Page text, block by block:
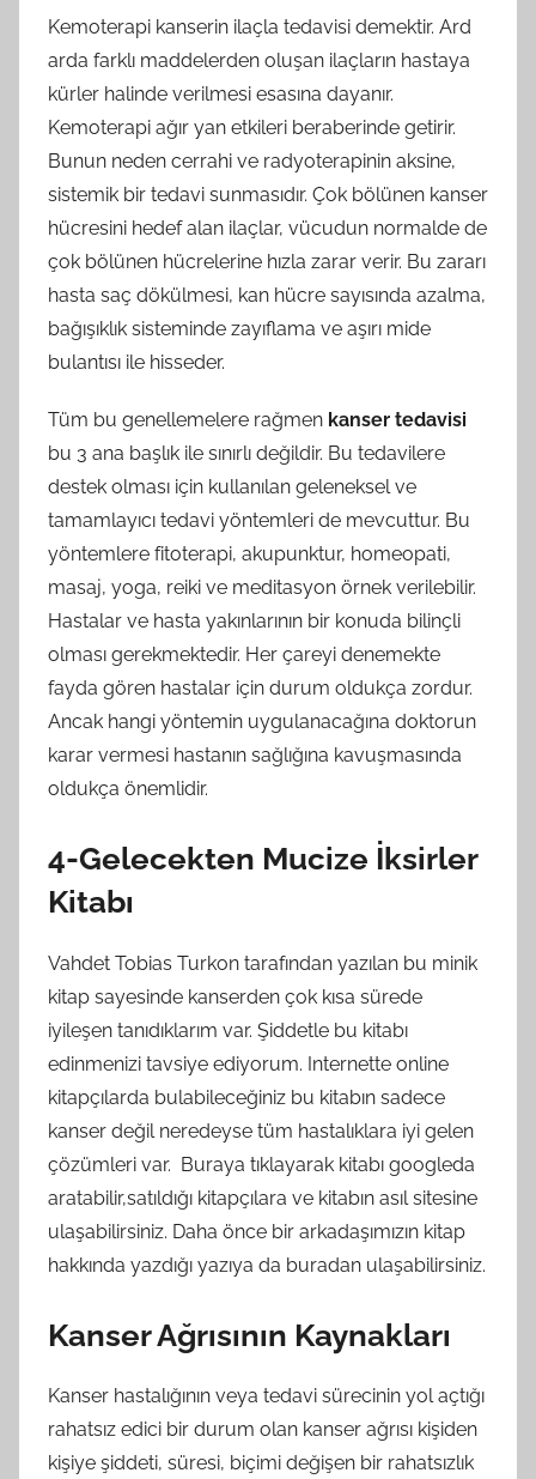
Kemoterapi kanserin ilaçla tedavisi demektir. Ard
arda farklı maddelerden oluşan ilaçların hastaya
kürler halinde verilmesi esasına dayanır.
Kemoterapi ağır yan etkileri beraberinde getirir.
Bunun neden cerrahi ve radyoterapinin aksine,
sistemik bir tedavi sunmasıdır. Çok bölünen kanser
hücresini hedef alan ilaçlar, vücudun normalde de
çok bölünen hücrelerine hızla zarar verir. Bu zararı
hasta saç dökülmesi, kan hücre sayısında azalma,
bağışıklık sisteminde zayıflama ve aşırı mide
bulantısı ile hisseder.
Tüm bu genellemelere rağmen kanser tedavisi
bu 3 ana başlık ile sınırlı değildir. Bu tedavilere
destek olması için kullanılan geleneksel ve
tamamlayıcı tedavi yöntemleri de mevcuttur. Bu
yöntemlere fitoterapi, akupunktur, homeopati,
masaj, yoga, reiki ve meditasyon örnek verilebilir.
Hastalar ve hasta yakınlarının bir konuda bilinçli
olması gerekmektedir. Her çareyi denemekte
fayda gören hastalar için durum oldukça zordur.
Ancak hangi yöntemin uygulanacağına doktorun
karar vermesi hastanın sağlığına kavuşmasında
oldukça önemlidir.
4-Gelecekten Mucize İksirler
Kitabı
Vahdet Tobias Turkon tarafından yazılan bu minik
kitap sayesinde kanserden çok kısa sürede
iyileşen tanıdıklarım var. Şiddetle bu kitabı
edinmenizi tavsiye ediyorum. Internette online
kitapçılarda bulabileceğiniz bu kitabın sadece
kanser değil neredeyse tüm hastalıklara iyi gelen
çözümleri var. Buraya tıklayarak kitabı googleda
aratabilir,satıldığı kitapçılara ve kitabın asıl sitesine
ulaşabilirsiniz. Daha önce bir arkadaşımızın kitap
hakkında yazdığı yazıya da buradan ulaşabilirsiniz.
Kanser Ağrısının Kaynakları
Kanser hastalığının veya tedavi sürecinin yol açtığı
rahatsız edici bir durum olan kanser ağrısı kişiden
kişiye şiddeti, süresi, biçimi değişen bir rahatsızlık